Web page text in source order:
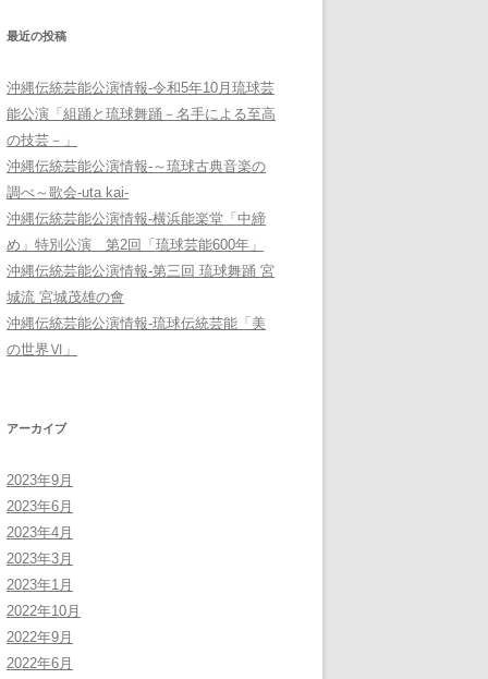
最近の投稿
沖縄伝統芸能公演情報-令和5年10月琉球芸
能公演「組踊と琉球舞踊－名手による至高
の技芸－」
沖縄伝統芸能公演情報-～琉球古典音楽の
調べ～歌会-uta kai-
沖縄伝統芸能公演情報-横浜能楽堂「中締
め」特別公演 第2回「琉球芸能600年」
沖縄伝統芸能公演情報-第三回 琉球舞踊 宮
城流 宮城茂雄の會
沖縄伝統芸能公演情報-琉球伝統芸能「美
の世界Ⅵ」
アーカイブ
2023年9月
2023年6月
2023年4月
2023年3月
2023年1月
2022年10月
2022年9月
2022年6月